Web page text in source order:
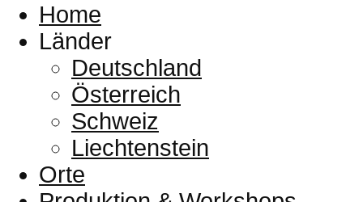
Home
Länder
Deutschland
Österreich
Schweiz
Liechtenstein
Orte